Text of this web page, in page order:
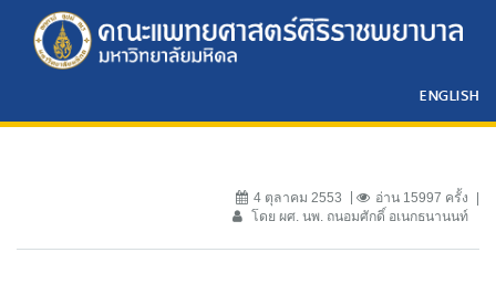
ENGLISH
4 ตุลาคม 2553
อ่าน 15997 ครั้ง
โดย ผศ. นพ. ถนอมศักดิ์ อเนกธนานนท์